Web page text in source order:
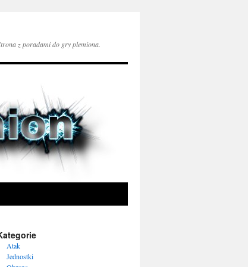
z poradami do gry plemiona.
Atak
Jednostki